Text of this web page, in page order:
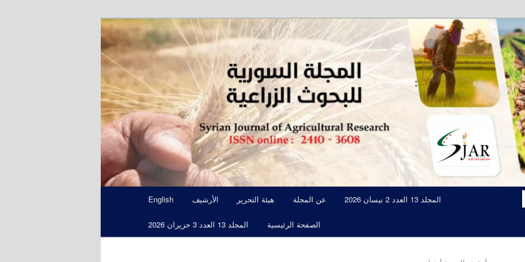
المجلة السورية للبحوث الزراعية SJAR
مجلة علمية محكمة تصدرها الهيئة العامة للبحوث العلمية الزراعية
English الأرشيف هيئة التحرير عن المجلة المجلد 13 العدد 2 نيسان 2026
المجلد 13 العدد 3 حزيران 2026 الصفحة الرئيسية